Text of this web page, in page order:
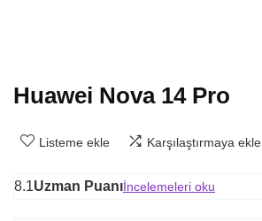
Huawei Nova 14 Pro
Listeme ekle Karşılaştırmaya ekle
8.1Uzman Puanıİncelemeleri oku